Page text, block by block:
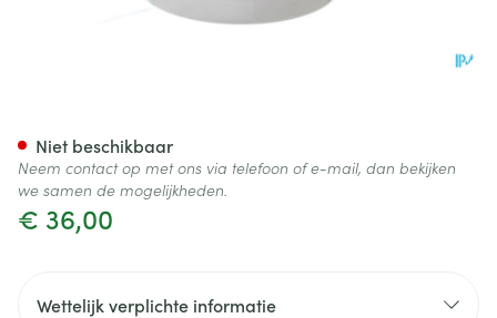
€ 36,00
Niet beschikbaar
Neem contact op met ons via telefoon of e-mail, dan bekijken
we samen de mogelijkheden.
Wettelijk verplichte informatie